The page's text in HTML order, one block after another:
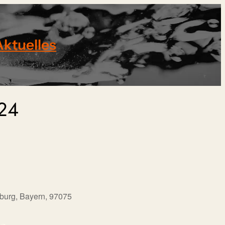
Bayern, 97075